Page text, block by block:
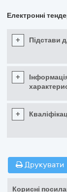
Електронні
+ Підстави
+
Інформація
+
Друкувати
Корисні